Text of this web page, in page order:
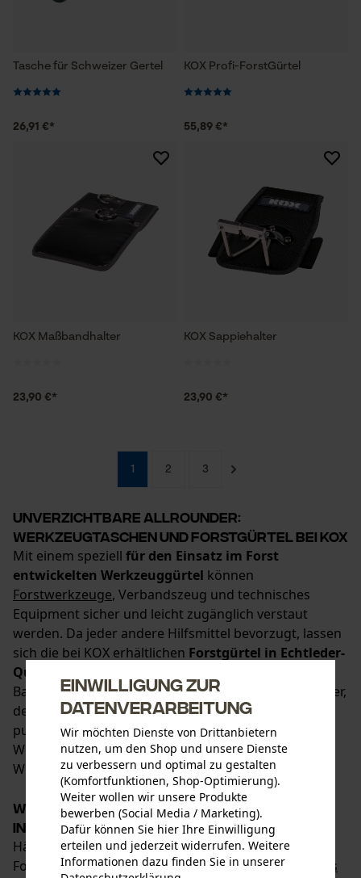
Tasche für Schweizer Gertel
26,91 €*
KOX Profi-ForstGürtel
55,89 €*
KOX Maßbandhalter
23,90 €*
KOX Sappiehalter
23,90 €*
1 2 3
Unverzichtbare Allrounder:
Werkzeugtaschen und Forstgürtel bei KOX
Mit einem speziell für den Einsatz im Forst
entwickelten Werkzeuggürtel können
Forstwerkzeuge, Verbandszeug und technisches
Equipment sicher und leicht zugänglich verstaut
werden. Da jeder andere Hilfsmittel bevorzugt, lassen
sich die bei KOX erhältlichen Forstgürtel in Echtleder-
Qualität individuell bestücken
Baukastenprinzip entsteht so ein praktischer Begleiter,
der mit angenehmer Flexibilität und Robustheit
punktet. Jetzt hochwertige Forstgürtel und
Werkzeugtaschen entdecken und nach eigenen
Wünschen konfigurieren!
Werkzeuggürtel für Forst und Garten ?
individuell erweiterbar
Hände frei für anspruchsvolle Aufgaben: Mit einem
Forstgürtel sind wichtige Werkzeuge,Erste-Hilfe-Sets
Einwilligung zur
Datenverarbeitung
Wir möchten Dienste von Drittanbietern
nutzen, um den Shop und unsere Dienste
zu verbessern und optimal zu gestalten
(Komfortfunktionen, Shop-Optimierung).
Weiter wollen wir unsere Produkte
bewerben (Social Media / Marketing).
Dafür können Sie hier Ihre Einwilligung
erteilen und jederzeit widerrufen. Weitere
Informationen dazu finden Sie in unserer